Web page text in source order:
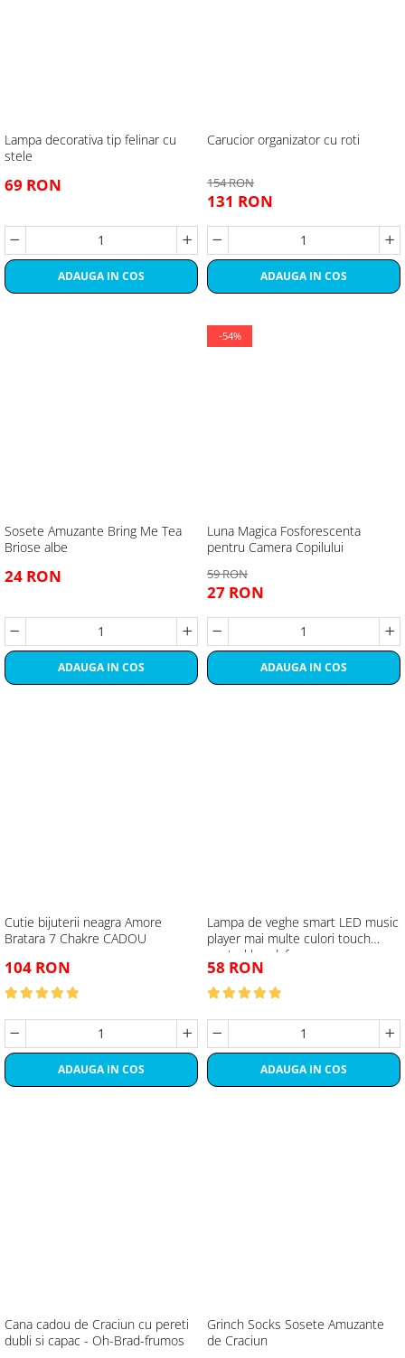
Lampa decorativa tip felinar cu
stele
69 RON
ADAUGA IN COS
Carucior organizator cu roti
154 RON
131 RON
ADAUGA IN COS
Sosete Amuzante Bring Me Tea
Briose albe
24 RON
ADAUGA IN COS
-54%
Luna Magica Fosforescenta
pentru Camera Copilului
59 RON
27 RON
ADAUGA IN COS
Cutie bijuterii neagra Amore
Bratara 7 Chakre CADOU
104 RON
ADAUGA IN COS
Lampa de veghe smart LED music
player mai multe culori touch
control handsfree
58 RON
ADAUGA IN COS
Cana cadou de Craciun cu pereti
dubli si capac - Oh-Brad-frumos
Grinch Socks Sosete Amuzante
de Craciun